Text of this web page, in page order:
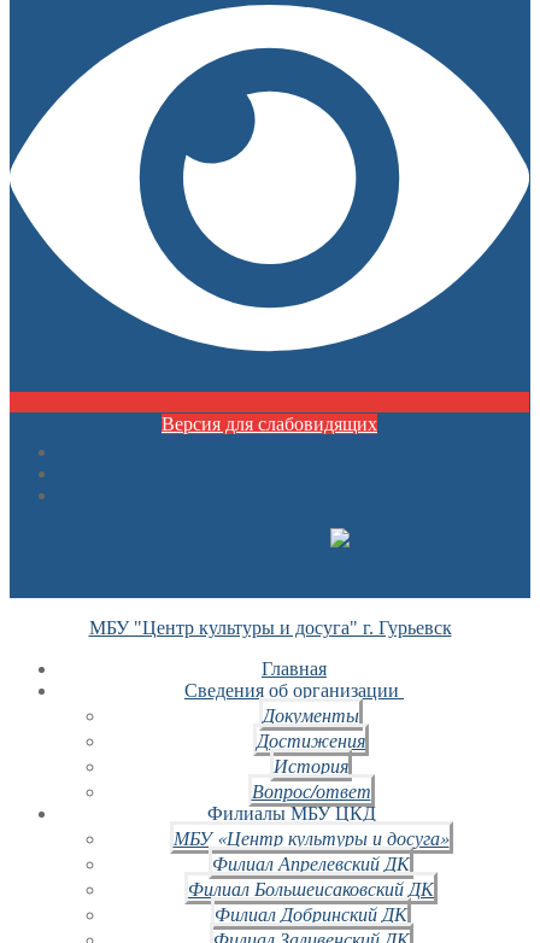
Версия для слабовидящих
МБУ "Центр культуры и досуга" г. Гурьевск
Главная
Сведения об организации
Документы
Достижения
История
Вопрос/ответ
Филиалы МБУ ЦКД
МБУ «Центр культуры и досуга»
Филиал Апрелевский ДК
Филиал Большеисаковский ДК
Филиал Добринский ДК